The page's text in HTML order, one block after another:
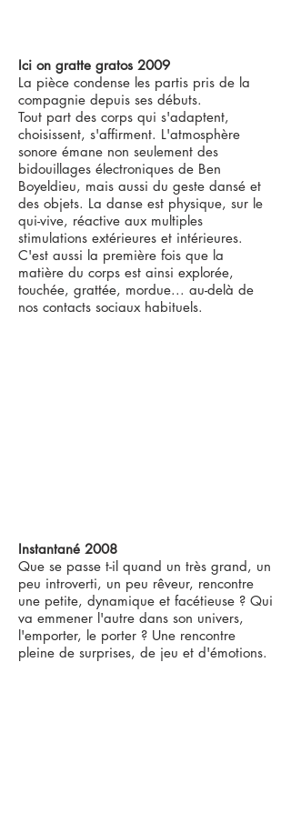
Ici on gratte gratos 2009
La pièce condense les partis pris de la
compagnie depuis ses débuts.
Tout part des corps qui s'adaptent,
choisissent, s'affirment. L'atmosphère
sonore émane non seulement des
bidouillages électroniques de Ben
Boyeldieu, mais aussi du geste dansé et
des objets. La danse est physique, sur le
qui-vive, réactive aux multiples
stimulations extérieures et intérieures.
C'est aussi la première fois que la
matière du corps est ainsi explorée,
touchée, grattée, mordue... au-delà de
nos contacts sociaux habituels.
Instantané 2008
Que se passe t-il quand un très grand, un
peu introverti, un peu rêveur, rencontre
une petite, dynamique et facétieuse ? Qui
va emmener l'autre dans son univers,
l'emporter, le porter ? Une rencontre
pleine de surprises, de jeu et d'émotions.